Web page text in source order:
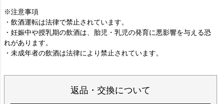
※注意事項
・飲酒運転は法律で禁止されています。
・妊娠中や授乳期の飲酒は、胎児・乳児の発育に悪影響を与える恐
れがあります。
・未成年者の飲酒は法律により禁止されています。
返品・交換について